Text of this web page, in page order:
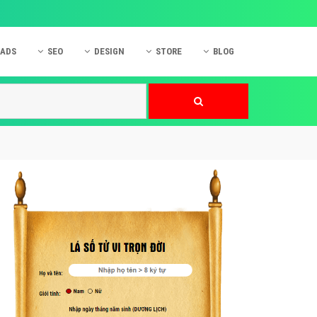
cáo Online
cáo Skype
cáo TVC
cáo Cốc Cốc
ứng dụng hay
SEO DESIGN
Hỏi đáp Website
STORE BLOG